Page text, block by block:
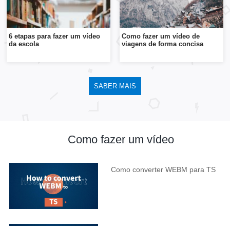
6 etapas para fazer um vídeo
da escola
Como fazer um vídeo de
viagens de forma concisa
SABER MAIS
Como fazer um vídeo
Como converter WEBM para TS